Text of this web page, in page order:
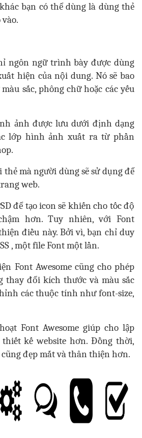
bạn có thể dùng là dùng thẻ
ngôn ngữ trình bày được dùng
hiện của nội dung. Nó sẽ bao
sắc, phông chữ hoặc các yếu
ảnh được lưu dưới định dạng
lớp hình ảnh xuất ra từ phần
thẻ mà người dùng sẽ sử dụng để
web.
để tạo icon sẽ khiến cho tốc độ
hơn. Tuy nhiên, với Font
điều này. Bởi vì, bạn chỉ duy
, một file Font một lần.
Font Awesome cũng cho phép
thay đổi kích thước và màu sắc
các thuộc tính như font-size,
Font Awesome giúp cho lập
kế website hơn. Đồng thời,
đẹp mắt và thân thiện hơn.